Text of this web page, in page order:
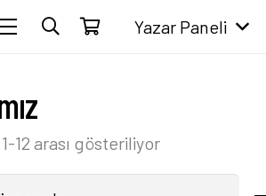
Yazar Paneli
12 arası gösteriliyorEn
yeniye